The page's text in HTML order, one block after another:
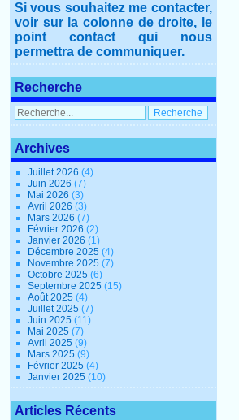
Si vous souhaitez me contacter,
voir sur la colonne de droite, le
point contact qui nous
permettra de communiquer.
Recherche
Archives
Juillet 2026(4)
Juin 2026(7)
Mai 2026(3)
Avril 2026(3)
Mars 2026(7)
Février 2026(2)
Janvier 2026(1)
Décembre 2025(4)
Novembre 2025(7)
Octobre 2025(6)
Septembre 2025(15)
Août 2025(4)
Juillet 2025(7)
Juin 2025(11)
Mai 2025(7)
Avril 2025(9)
Mars 2025(9)
Février 2025(4)
Janvier 2025(10)
Articles Récents